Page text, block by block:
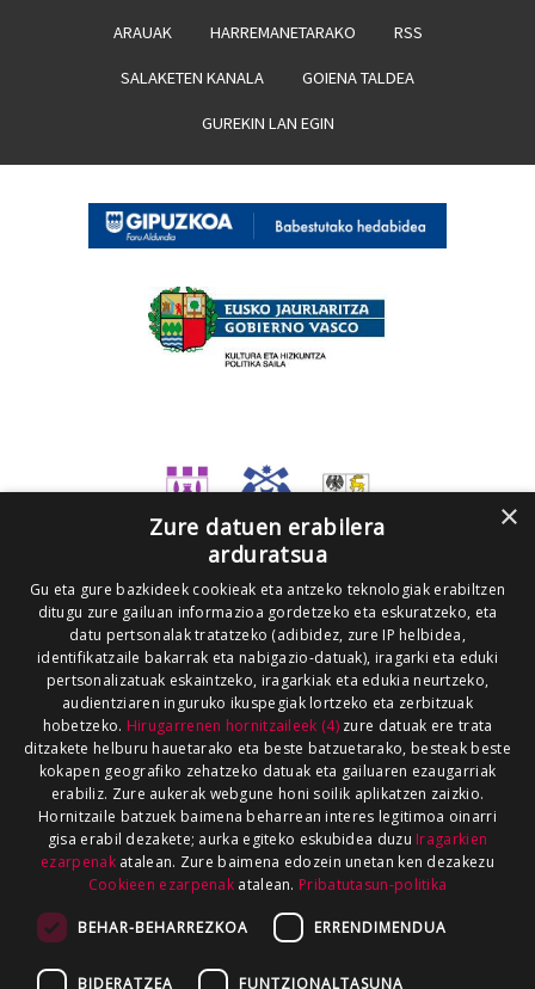
ARAUAK HARREMANETARAKO RSS
SALAKETEN KANALA GOIENA TALDEA
GUREKIN LAN EGIN
×
Zure datuen erabilera
arduratsua
Gu eta gure bazkideek cookieak eta antzeko teknologiak erabiltzen
ditugu zure gailuan informazioa gordetzeko eta eskuratzeko, eta
datu pertsonalak tratatzeko (adibidez, zure IP helbidea,
identifikatzaile bakarrak eta nabigazio-datuak), iragarki eta eduki
pertsonalizatuak eskaintzeko, iragarkiak eta edukia neurtzeko,
audientziaren inguruko ikuspegiak lortzeko eta zerbitzuak
hobetzeko. Hirugarrenen hornitzaileek (4)zure datuak ere trata
ditzakete helburu hauetarako eta beste batzuetarako, besteak beste
kokapen geografiko zehatzeko datuak eta gailuaren ezaugarriak
erabiliz. Zure aukerak webgune honi soilik aplikatzen zaizkio.
Hornitzaile batzuek baimena beharrean interes legitimoa oinarri
gisa erabil dezakete; aurka egiteko eskubidea duzu Iragarkien
ezarpenakatalean. Zure baimena edozein unetan ken dezakezu
Cookieen ezarpenak atalean. Pribatutasun-politika
BEHAR-BEHARREZKOA ERRENDIMENDUA
BIDERATZEA FUNTZIONALTASUNA